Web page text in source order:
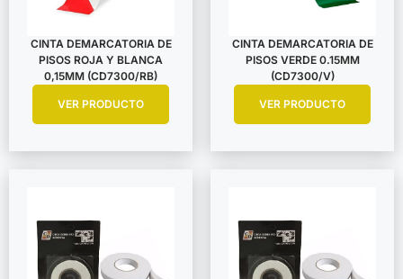
CINTA DEMARCATORIA DE
PISOS ROJA Y BLANCA
0,15MM (CD7300/RB)
VER PRODUCTO
CINTA DEMARCATORIA DE
PISOS VERDE 0.15MM
(CD7300/V)
VER PRODUCTO